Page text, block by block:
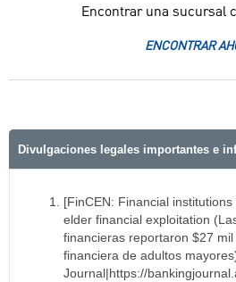
Encontrar una sucursal
ENCONTRAR
Divulgaciones legales importantes e
[FinCEN: Financial
elder financial exploitation
financieras reportaron $27
financiera de adultos
Journal|https://